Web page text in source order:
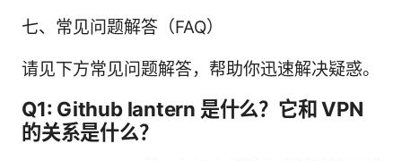
七、常见问题解答（FAQ）
请见下方常见问题解答，帮助你迅速解决疑惑。
Q1: Github lantern 是什么？它和 VPN
的关系是什么？